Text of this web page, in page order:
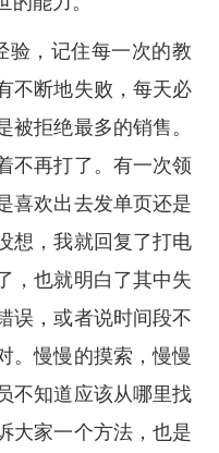
验，记住每一次的教
不断地失败，每天必
被拒绝最多的销售。
不再打了。有一次领
喜欢出去发单页还是
想，我就回复了打电
，也就明白了其中失
误，或者说时间段不
。慢慢的摸索，慢慢
不知道应该从哪里找
大家一个方法，也是